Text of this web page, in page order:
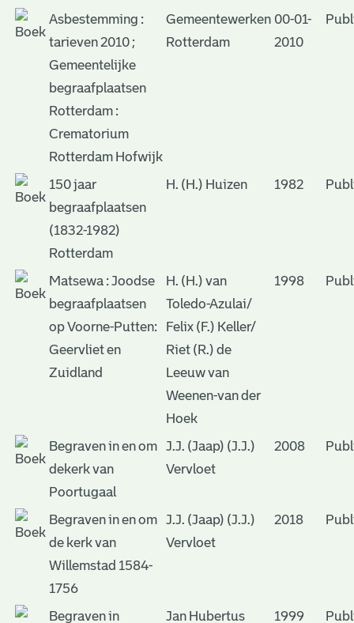
Asbestemming :
tarieven 2010 ;
Gemeentelijke
begraafplaatsen
Rotterdam :
Crematorium
Rotterdam Hofwijk
Gemeentewerken
Rotterdam
00-01-
2010
150 jaar
begraafplaatsen
(1832-1982)
Rotterdam
H. (H.) Huizen 1982
Matsewa : Joodse
begraafplaatsen
op Voorne-Putten:
Geervliet en
Zuidland
H. (H.) van
Toledo-Azulai/
Felix (F.) Keller/
Riet (R.) de
Leeuw van
Weenen-van der
Hoek
1998
Begraven in en om
dekerk van
Poortugaal
J.J. (Jaap) (J.J.)
Vervloet
2008
Begraven in en om
de kerk van
Willemstad 1584-
1756
J.J. (Jaap) (J.J.)
Vervloet
2018
Begraven in
Jan Hubertus
1999